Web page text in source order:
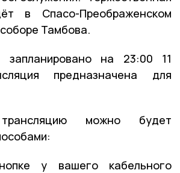
в Спасо-Преображенском
Тамбова.
запланировано на 23:00 11
предназначена для
можно будет
у вашего кабельного